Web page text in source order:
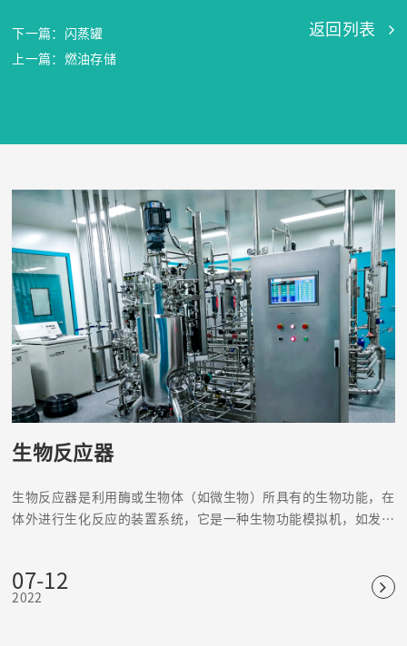
下一篇：闪蒸罐
上一篇：燃油存储
返回列表
生物反应器
生物反应器是利用酶或生物体（如微生物）所具有的生物功能，在
体外进行生化反应的装置系统，它是一种生物功能模拟机，如发酵
07-12
2022